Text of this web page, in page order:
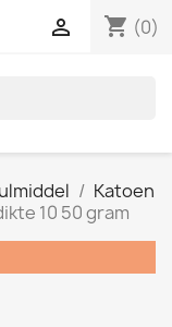
shopping_cart (0)

Katoen
10 50 gram